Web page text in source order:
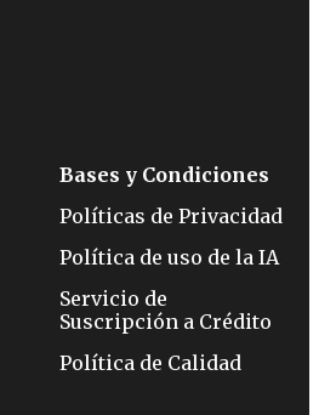
Bases y Condiciones
Políticas de Privacidad
Política de uso de la IA
Servicio de
Suscripción a Crédito
Política de Calidad